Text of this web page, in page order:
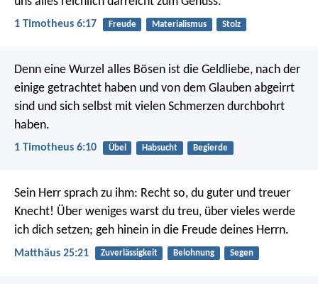
1 Timotheus 6:17 Freude Materialismus Stolz
Denn eine Wurzel alles Bösen ist die Geldliebe, nach der
einige getrachtet haben und von dem Glauben abgeirrt
sind und sich selbst mit vielen Schmerzen durchbohrt
haben.
1 Timotheus 6:10 Übel Habsucht Begierde
Sein Herr sprach zu ihm: Recht so, du guter und treuer
Knecht! Über weniges warst du treu, über vieles werde
ich dich setzen; geh hinein in die Freude deines Herrn.
Matthäus 25:21 Zuverlässigkeit Belohnung Segen